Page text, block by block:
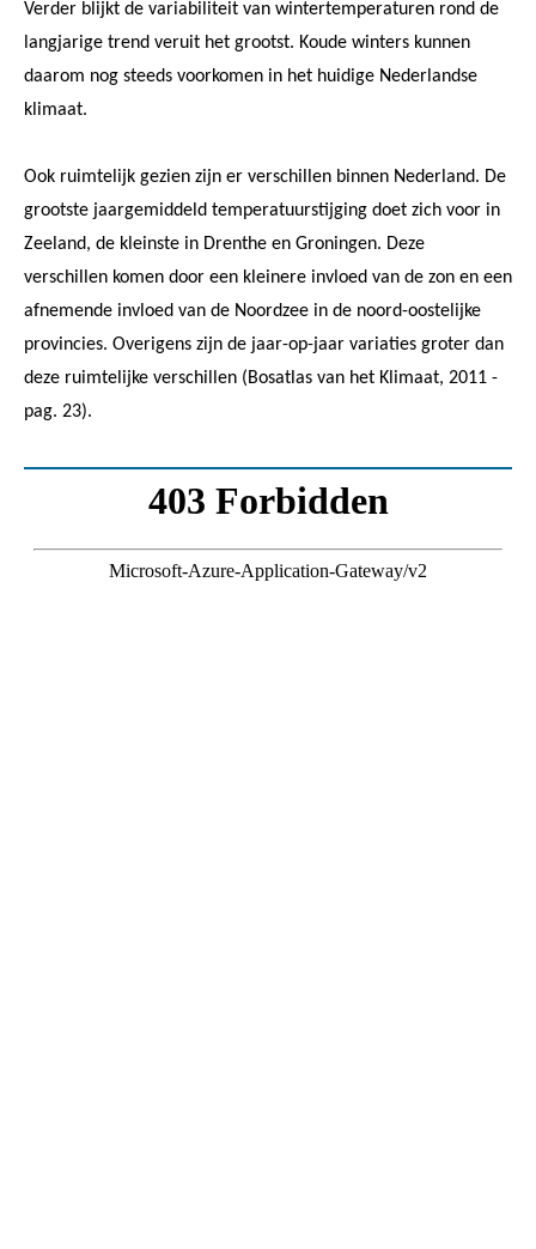
Verder blijkt de variabiliteit van wintertemperaturen rond de
langjarige trend veruit het grootst. Koude winters kunnen
daarom nog steeds voorkomen in het huidige Nederlandse
klimaat.
Ook ruimtelijk gezien zijn er verschillen binnen Nederland. De
grootste jaargemiddeld temperatuurstijging doet zich voor in
Zeeland, de kleinste in Drenthe en Groningen. Deze
verschillen komen door een kleinere invloed van de zon en een
afnemende invloed van de Noordzee in de noord-oostelijke
provincies. Overigens zijn de jaar-op-jaar variaties groter dan
deze ruimtelijke verschillen (Bosatlas van het Klimaat, 2011 -
pag. 23).